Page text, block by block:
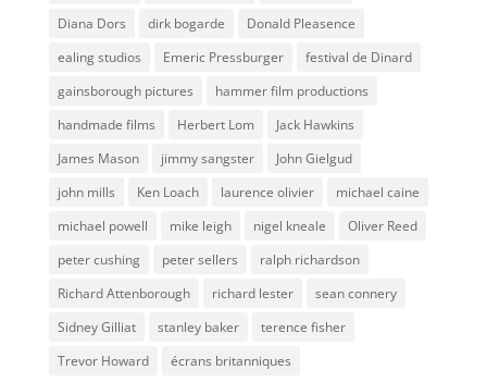
Diana Dors
dirk bogarde
Donald Pleasence
ealing studios
Emeric Pressburger
festival de Dinard
gainsborough pictures
hammer film productions
handmade films
Herbert Lom
Jack Hawkins
James Mason
jimmy sangster
John Gielgud
john mills
Ken Loach laurence olivier
michael caine
michael powell
mike leigh nigel kneale
Oliver Reed
peter cushing
peter sellers
ralph richardson
Richard Attenborough
richard lester
sean connery
Sidney Gilliat
stanley baker
terence fisher
Trevor Howard
écrans britanniques